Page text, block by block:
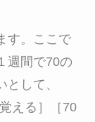
す。ここで
週間で70の
して、
える］［70